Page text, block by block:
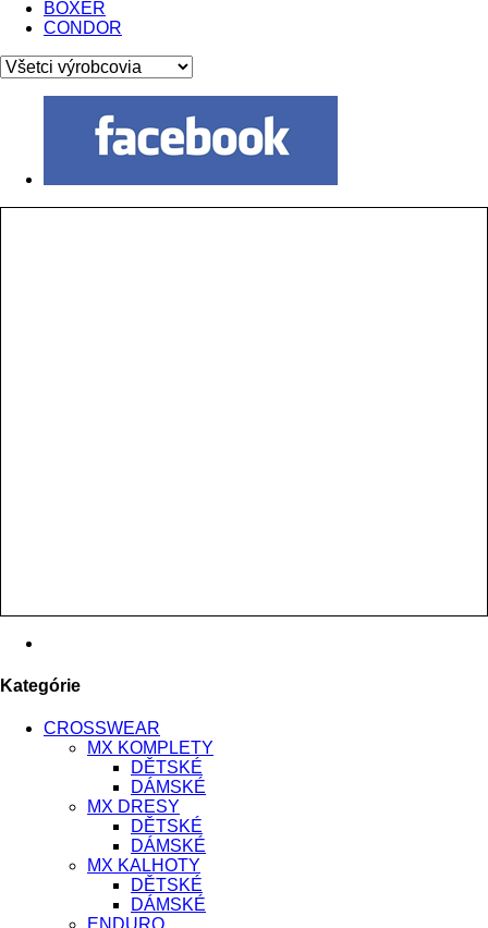
BOXER
CONDOR
Kategórie
CROSSWEAR
MX KOMPLETY
DĚTSKÉ
DÁMSKÉ
MX DRESY
DĚTSKÉ
DÁMSKÉ
MX KALHOTY
DĚTSKÉ
DÁMSKÉ